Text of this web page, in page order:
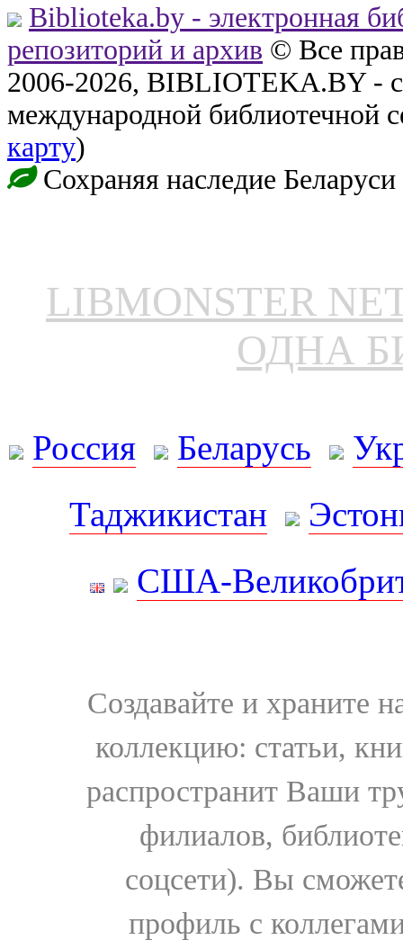
Biblioteka.by - электронная
репозиторий и архив © Все
2006-2026, BIBLIOTEKA.BY -
международной библиотечной
карту)
Сохраняя наследие Беларуси
LIBMONSTER
ОДНА
Россия Беларусь
Таджикистан
США-
Создавайте и храните
коллекцию: статьи,
распространит Ваши
филиалов,
соцсети). Вы
профиль с